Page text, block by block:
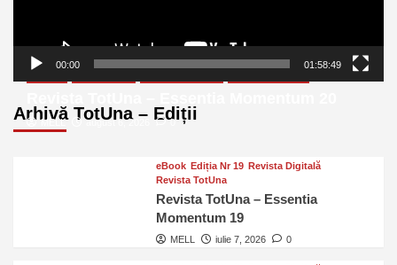
00:00 01:58:49
Arhivă TotUna – Ediții
MELL august 6, 2026 0
eBook Ediția Nr 19 Revista Digitală
Revista TotUna
Revista TotUna – Essentia
Momentum 19
MELL iulie 7, 2026 0